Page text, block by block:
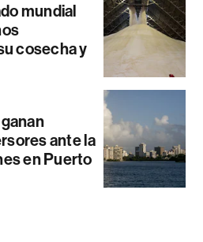
mundial
cosecha y
ante la
en Puerto